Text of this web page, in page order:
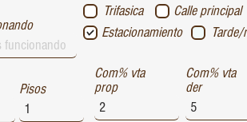
Trifasica Calle principal
Estacionamiento
Pisos
Com% vta
prop
Com% vta
der